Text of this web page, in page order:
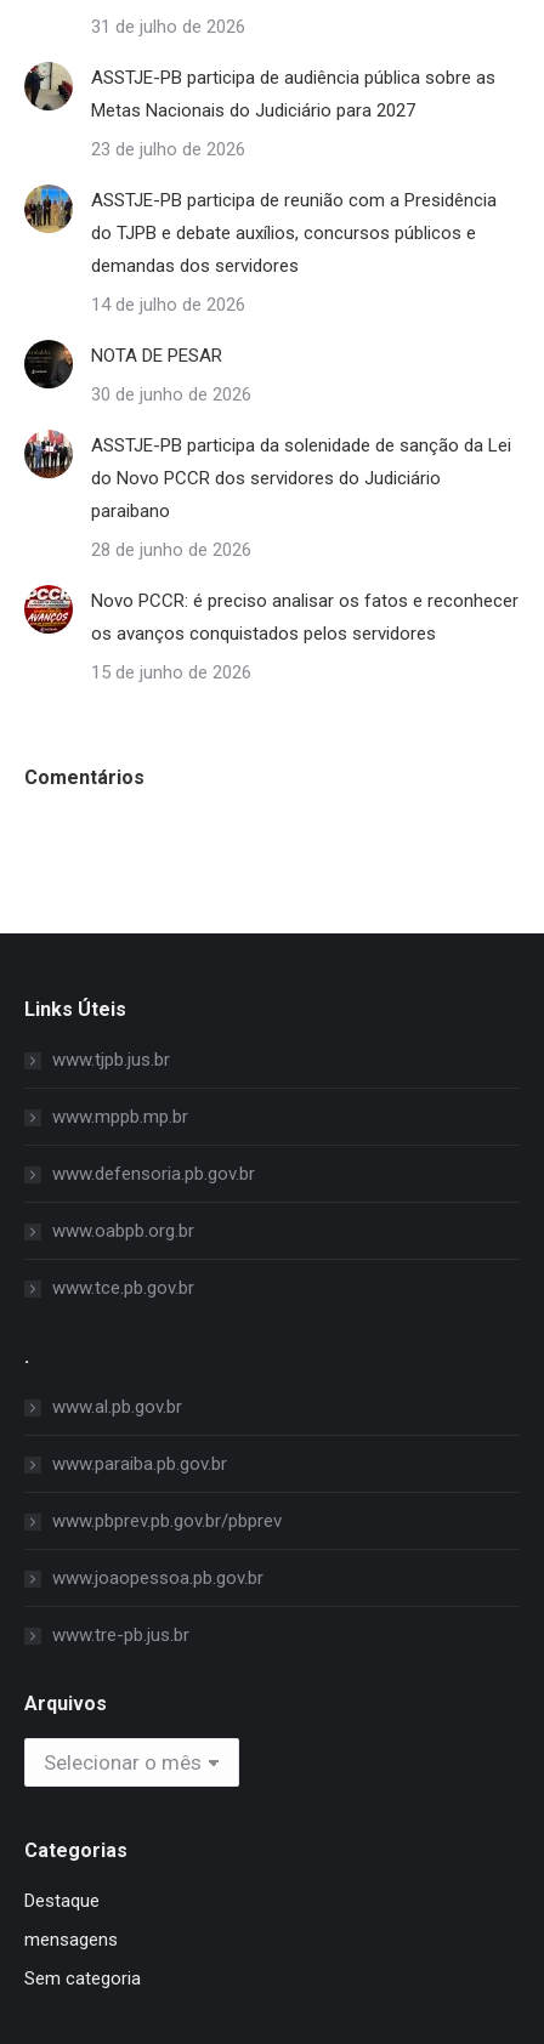
31 de julho de 2026
ASSTJE-PB participa de audiência pública sobre as
Metas Nacionais do Judiciário para 2027
23 de julho de 2026
ASSTJE-PB participa de reunião com a Presidência
do TJPB e debate auxílios, concursos públicos e
demandas dos servidores
14 de julho de 2026
NOTA DE PESAR
30 de junho de 2026
ASSTJE-PB participa da solenidade de sanção da Lei
do Novo PCCR dos servidores do Judiciário
paraibano
28 de junho de 2026
Novo PCCR: é preciso analisar os fatos e reconhecer
os avanços conquistados pelos servidores
15 de junho de 2026
Comentários
Links Úteis
www.tjpb.jus.br
www.mppb.mp.br
www.defensoria.pb.gov.br
www.oabpb.org.br
www.tce.pb.gov.br
.
www.al.pb.gov.br
www.paraiba.pb.gov.br
www.pbprev.pb.gov.br/pbprev
www.joaopessoa.pb.gov.br
www.tre-pb.jus.br
Arquivos
Arquivos
Categorias
Destaque
mensagens
Sem categoria